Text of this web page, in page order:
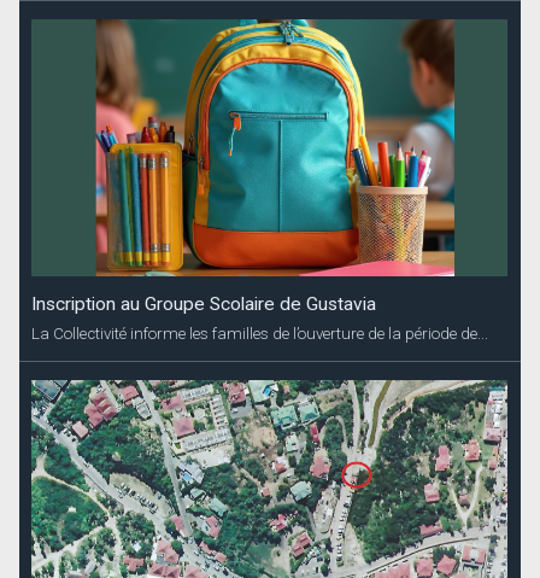
Inscription au Groupe Scolaire de Gustavia
La Collectivité informe les familles de l’ouverture de la période de...